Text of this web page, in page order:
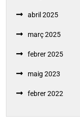
abril 2025
març 2025
febrer 2025
maig 2023
febrer 2022